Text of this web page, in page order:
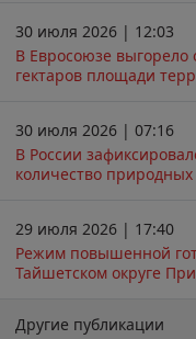
30 июля 2026 | 12:03
В Евросоюзе выгорело
гектаров площади
30 июля 2026 | 07:16
В России
количество
29 июля 2026 | 17:40
Режим повышенной
Тайшетском округе
Другие публикации